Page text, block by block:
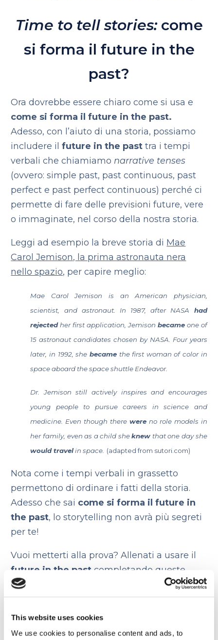
This website uses cookies
We use cookies to personalise content and ads, to
Time to tell stories:come
si forma il future in the
past?
Ora dovrebbe essere chiaro come si usa e
come si forma il future in the past.
Adesso, con l’aiuto di una storia, possiamo
includere ilfuture in the past tra i tempi
verbali che chiamiamo narrative tenses
(ovvero: simple past, past continuous, past
perfect e past perfect continuous) perché ci
permette di fare delle previsioni future, vere
o immaginate, nel corso della nostra storia.
Leggi ad esempio la breve storia di Mae
Carol Jemison, la prima astronauta nera
nello spazio, per capire meglio:
Mae Carol Jemison is an American physician,
scientist, and astronaut. In 1987, after NASA had
rejectedher first application, Jemison becameone of
15 astronaut candidates chosen by NASA. Four years
later, in 1992, she becamethe first woman of color in
space aboard the space shuttle Endeavor.
Dr. Jemison still actively inspires and encourages
young people to pursue careers in science and
medicine. Even though there were no role models in
her family, even as a child sheknew that one day she
would travelin space. (adapted from sutori.com)
Nota come i tempi verbali in grassetto
permettono di ordinare i fatti della storia.
Adesso che sai come si forma il future in
the past, lo storytelling non avrà più segreti
per te!
Vuoi metterti alla prova? Allenati a usare il
future in the past completando queste
frasi. Se hai qualche esitazione, non temere:
uncorso di inglese onlinepuò fare al caso
tuo!